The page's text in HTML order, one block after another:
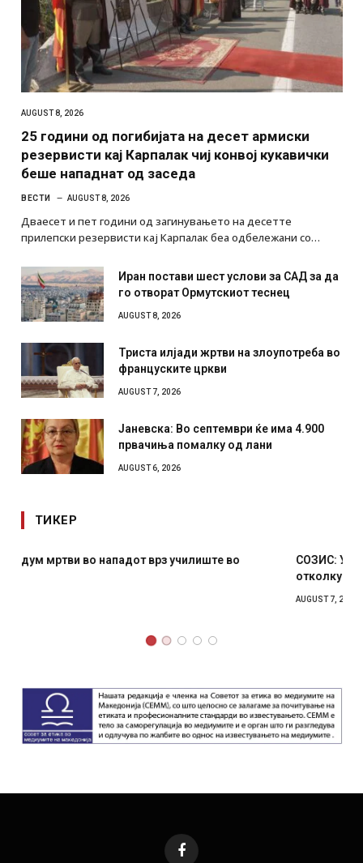
AUGUST 8, 2026
25 години од погибијата на десет армиски
резервисти кај Карпалак чиј конвој кукавички
беше нападнат од заседа
ВЕСТИ AUGUST 8, 2026
Дваесет и пет години од загинувањето на десетте
прилепски резервисти кај Карпалак беа одбележани со…
Иран постави шест услови за САД за да
го отворат Ормутскиот теснец
AUGUST 8, 2026
Триста илјади жртви на злоупотреба во
француските цркви
AUGUST 7, 2026
Јаневска: Во септември ќе има 4.900
првачиња помалку од лани
AUGUST 6, 2026
ТИКЕР
СОЗИС: Украинците повеќе им веруваат на генералите
Facebook